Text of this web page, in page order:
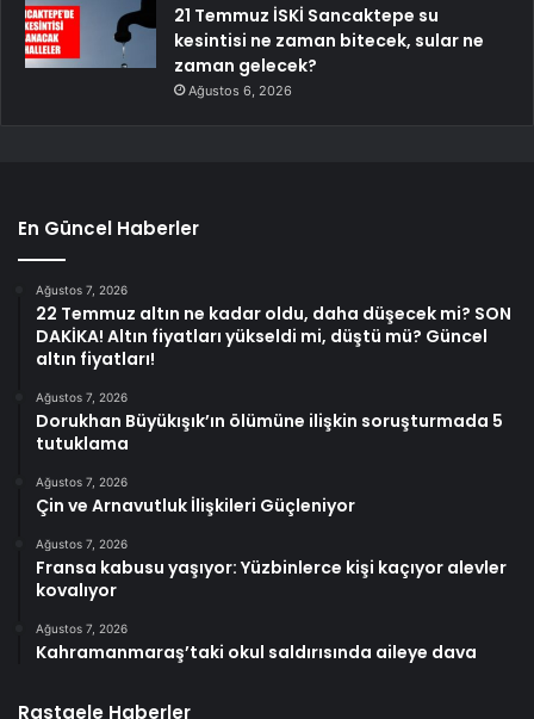
21 Temmuz İSKİ Sancaktepe su
kesintisi ne zaman bitecek, sular ne
zaman gelecek?
Ağustos 6, 2026
En Güncel Haberler
Ağustos 7, 2026
22 Temmuz altın ne kadar oldu, daha düşecek mi? SON
DAKİKA! Altın fiyatları yükseldi mi, düştü mü? Güncel
altın fiyatları!
Ağustos 7, 2026
Dorukhan Büyükışık’ın ölümüne ilişkin soruşturmada 5
tutuklama
Ağustos 7, 2026
Çin ve Arnavutluk İlişkileri Güçleniyor
Ağustos 7, 2026
Fransa kabusu yaşıyor: Yüzbinlerce kişi kaçıyor alevler
kovalıyor
Ağustos 7, 2026
Kahramanmaraş’taki okul saldırısında aileye dava
Rastgele Haberler